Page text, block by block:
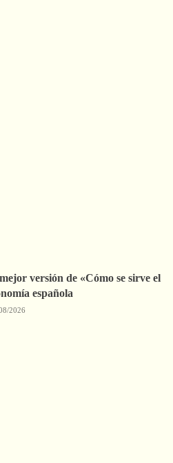
versión de «Cómo se sirve el
española
2026